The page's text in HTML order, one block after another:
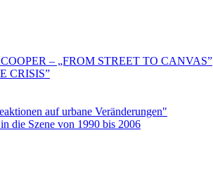
– „FROM STREET TO CANVAS”
CRISIS”
auf urbane Veränderungen"
die Szene von 1990 bis 2006